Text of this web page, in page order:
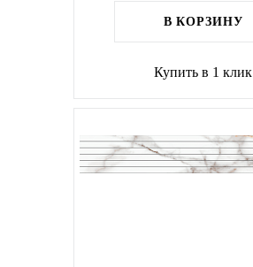
В КОРЗИНУ
Купить в 1 клик